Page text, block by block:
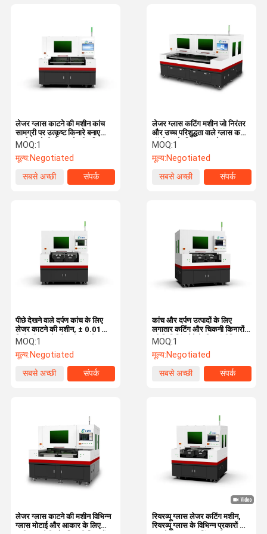
लेजर ग्लास कटिंग मशीन जो निरंतर
और उच्च परिशुद्धता वाले ग्लास कटिंग
ऑपरेशन के लिए उन्नत लेजर
तकनीक के साथ 0-500 मिमी/
सेकंड की गति तक है
MOQ:1
मूल्य:Negotiated
सबसे अच्छी
संपर्क
लेजर ग्लास काटने की मशीन कांच
सामग्री पर उत्कृष्ट किनारे बनाए
रखते हुए तेजी से काटने की गति
प्रदान करने के लिए इंजीनियर
MOQ:1
मूल्य:Negotiated
सबसे अच्छी
संपर्क
कांच और दर्पण उत्पादों के लिए
लगातार कटिंग और चिकनी किनारों
की फिनिशिंग देने के लिए इंजीनियर
ग्लास मिरर कटिंग मशीन
MOQ:1
मूल्य:Negotiated
सबसे अच्छी
संपर्क
पीछे देखने वाले दर्पण कांच के लिए
लेजर काटने की मशीन, ± 0.01
मिमी की काटने की सटीकता के साथ
पीछे देखने वाले दर्पण कांच की विभिन्न
काटने की जरूरतों को पूरा करती है
MOQ:1
मूल्य:Negotiated
सबसे अच्छी
संपर्क
रियरव्यू ग्लास लेजर कटिंग मशीन,
रियरव्यू ग्लास के विभिन्न प्रकारों को
लेजर ग्लास काटने की मशीन विभिन्न
ग्लास मोटाई और आकार के लिए